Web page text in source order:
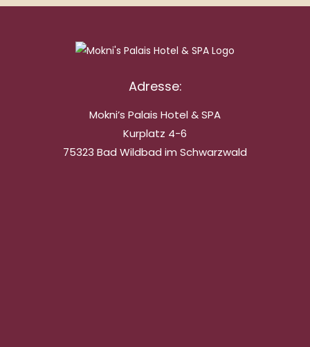
Adresse:
Mokni’s Palais Hotel & SPA
Kurplatz 4-6
75323 Bad Wildbad im Schwarzwald